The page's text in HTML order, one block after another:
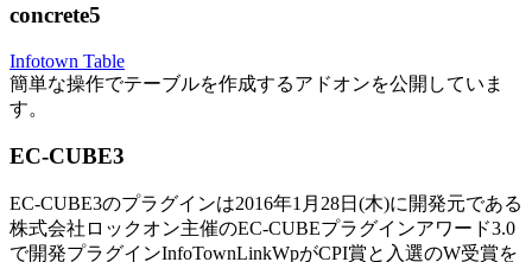
concrete5
Infotown Table
簡単な操作でテーブルを作成するアドオンを公開していま
す。
EC-CUBE3
EC-CUBE3のプラグインは2016年1月28日(木)に開発元である
株式会社ロックオン主催のEC-CUBEプラグインアワード3.0
で開発プラグインInfoTownLinkWpがCPI賞と入選のW受賞を